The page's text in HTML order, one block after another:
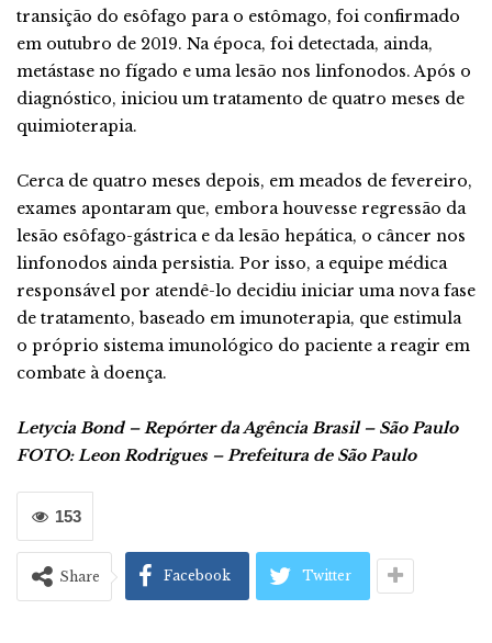
transição do esôfago para o estômago, foi confirmado
em outubro de 2019. Na época, foi detectada, ainda,
metástase no fígado e uma lesão nos linfonodos. Após o
diagnóstico, iniciou um tratamento de quatro meses de
quimioterapia.
Cerca de quatro meses depois, em meados de fevereiro,
exames apontaram que, embora houvesse regressão da
lesão esôfago-gástrica e da lesão hepática, o câncer nos
linfonodos ainda persistia. Por isso, a equipe médica
responsável por atendê-lo decidiu iniciar uma nova fase
de tratamento, baseado em imunoterapia, que estimula
o próprio sistema imunológico do paciente a reagir em
combate à doença.
Letycia Bond – Repórter da Agência Brasil – São Paulo
FOTO: Leon Rodrigues – Prefeitura de São Paulo
153
Share Facebook Twitter